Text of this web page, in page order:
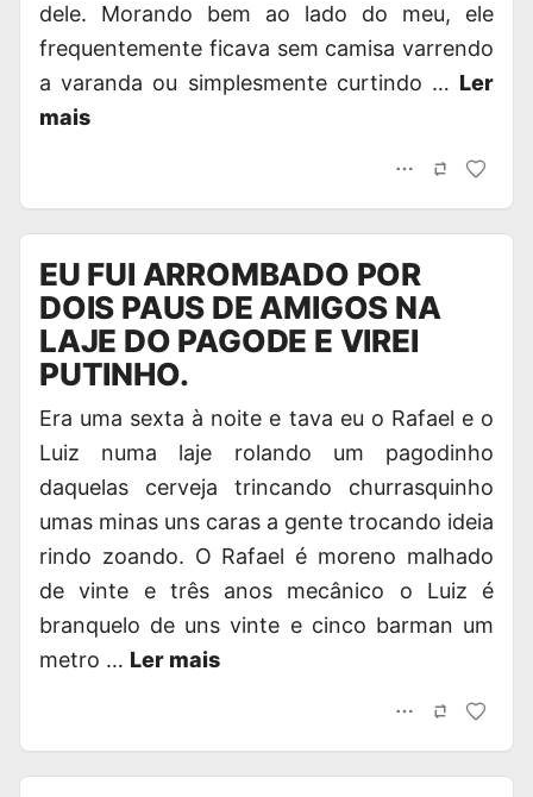
dele. Morando bem ao lado do meu, ele
frequentemente ficava sem camisa varrendo
a varanda ou simplesmente curtindo … Ler
mais
EU FUI ARROMBADO POR
DOIS PAUS DE AMIGOS NA
LAJE DO PAGODE E VIREI
PUTINHO.
Era uma sexta à noite e tava eu o Rafael e o
Luiz numa laje rolando um pagodinho
daquelas cerveja trincando churrasquinho
umas minas uns caras a gente trocando ideia
rindo zoando. O Rafael é moreno malhado
de vinte e três anos mecânico o Luiz é
branquelo de uns vinte e cinco barman um
metro … Ler mais